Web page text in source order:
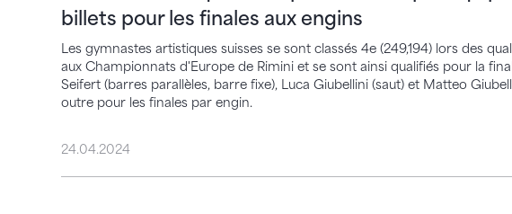
billets pour les finales aux engins
Les gymnastes artistiques suisses se sont classés 4e (249,194) lors des
aux Championnats d'Europe de Rimini et se sont ainsi qualifiés pour la
Seifert (barres parallèles, barre fixe), Luca Giubellini (saut) et Matteo
outre pour les finales par engin.
24.04.2024